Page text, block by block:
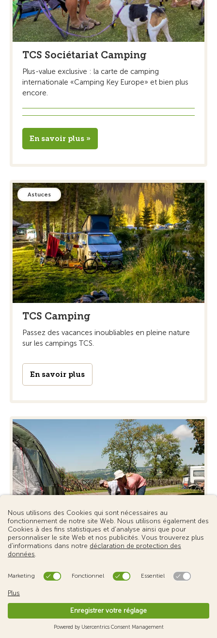
TCS Sociétariat Camping
Plus-value exclusive : la carte de camping
internationale «Camping Key Europe» et bien plus
encore.
En savoir plus »
Astuces
TCS Camping
Passez des vacances inoubliables en pleine nature
sur les campings TCS.
En savoir plus
Conseils Camping-Insider
Tout ce que vous devez savoir sur le camping -
avec de nombreux conseils utiles des experts du